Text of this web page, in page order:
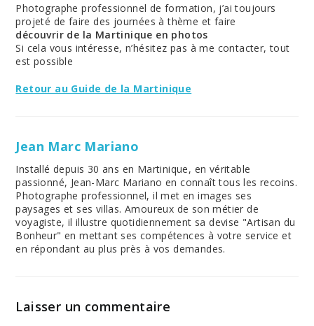
Photographe professionnel de formation, j’ai toujours
projeté de faire des journées à thème et faire
découvrir de la Martinique en photos
Si cela vous intéresse, n’hésitez pas à me contacter, tout
est possible
Retour au Guide de la Martinique
Jean Marc Mariano
Installé depuis 30 ans en Martinique, en véritable
passionné, Jean-Marc Mariano en connaît tous les recoins.
Photographe professionnel, il met en images ses
paysages et ses villas. Amoureux de son métier de
voyagiste, il illustre quotidiennement sa devise "Artisan du
Bonheur" en mettant ses compétences à votre service et
en répondant au plus près à vos demandes.
Laisser un commentaire